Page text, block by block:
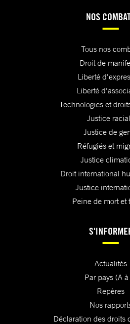
NOS
Tous nos
Droit de
Liberté
Liberté
Technologies et
Justice
Justice de
Réfugiés et
Justice
Droit international
Justice
Peine de mort et
Actualités
Par pays (A
Repères
Nos
Déclaration des droits